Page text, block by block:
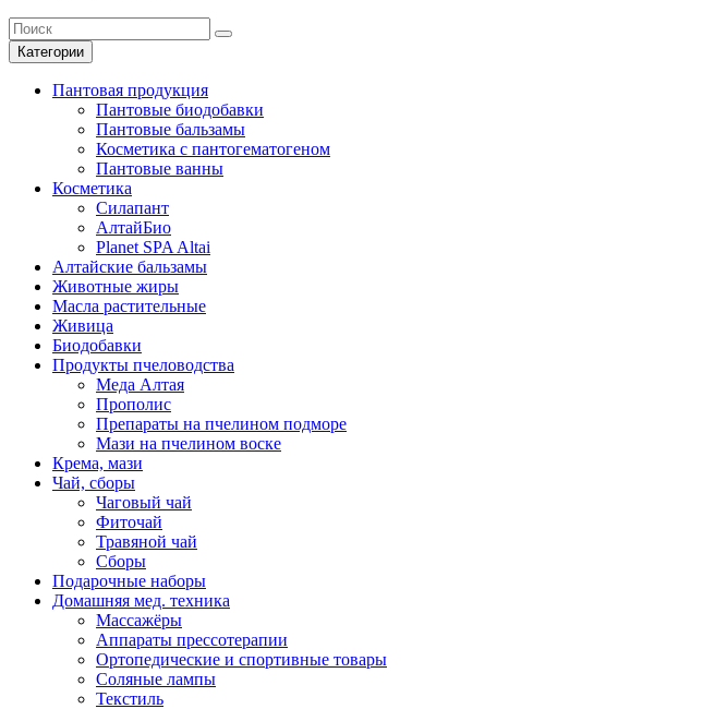
Категории
Пантовая продукция
Пантовые биодобавки
Пантовые бальзамы
Косметика с пантогематогеном
Пантовые ванны
Косметика
Силапант
АлтайБио
Planet SPA Altai
Алтайские бальзамы
Животные жиры
Масла растительные
Живица
Биодобавки
Продукты пчеловодства
Меда Алтая
Прополис
Препараты на пчелином подморе
Мази на пчелином воске
Крема, мази
Чай, сборы
Чаговый чай
Фиточай
Травяной чай
Сборы
Подарочные наборы
Домашняя мед. техника
Массажёры
Аппараты прессотерапии
Ортопедические и спортивные товары
Соляные лампы
Текстиль